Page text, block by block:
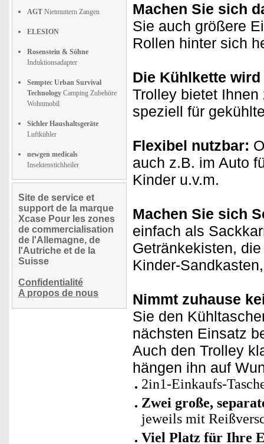
AGT Nietmuttern Zangen
ELESION
Rosenstein & Söhne
Induktionsadapter
Semptec Urban Survival
Technology Camping Zubehöre
Wohnmobil
Sichler Haushaltsgeräte
Luftkühler
newgen medicals
Insektenstichheiler
Site de service et
support de la marque
Xcase Pour les zones
de commercialisation
de l'Allemagne, de
l'Autriche et de la
Suisse
Confidentialité
A propos de nous
Machen Sie sich
Sie auch größere
Rollen hinter sich
Die Kühlkette
Trolley bietet
speziell für
Flexibel nutzbar:
auch z.B. im Auto
Kinder u.v.m.
Machen Sie sich
einfach als
Getränkekisten,
Kinder-
Nimmt zuhause
Sie den
nächsten Einsatz
Auch den Trolley
hängen ihn auf
2in1-Einkaufs-
Zwei große,
jeweils mit
Viel Platz für Ihre